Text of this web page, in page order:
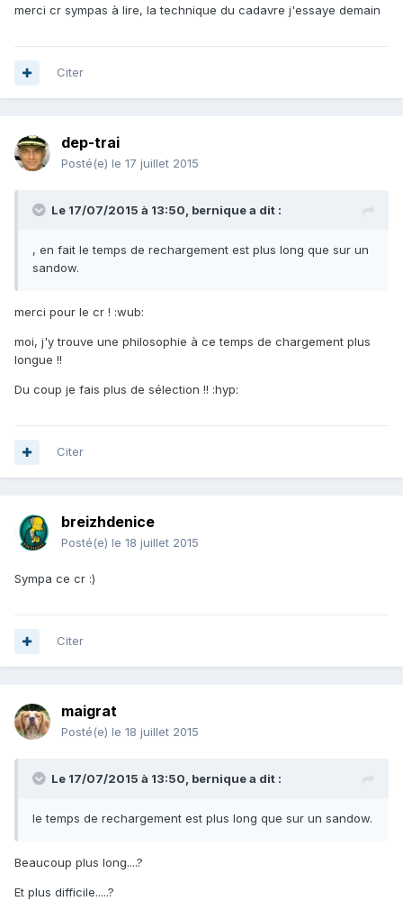
merci cr sympas à lire, la technique du cadavre j'essaye demain
Citer
dep-trai
Posté(e) le 17 juillet 2015
Le 17/07/2015 à 13:50, bernique a dit :
, en fait le temps de rechargement est plus long que sur un
sandow.
merci pour le cr ! :wub:
moi, j'y trouve une philosophie à ce temps de chargement plus
longue !!
Du coup je fais plus de sélection !! :hyp:
Citer
breizhdenice
Posté(e) le 18 juillet 2015
Sympa ce cr :)
Citer
maigrat
Posté(e) le 18 juillet 2015
Le 17/07/2015 à 13:50, bernique a dit :
le temps de rechargement est plus long que sur un sandow.
Beaucoup plus long....?
Et plus difficile.....?